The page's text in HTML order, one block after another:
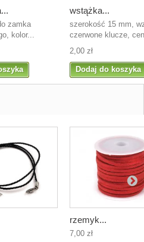
zamka
kolor...
wstążka...
szerokość 15 mm,
czerwone klucze,
2,00 zł
Dodaj do koszyka
rzemyk...
7,00 zł